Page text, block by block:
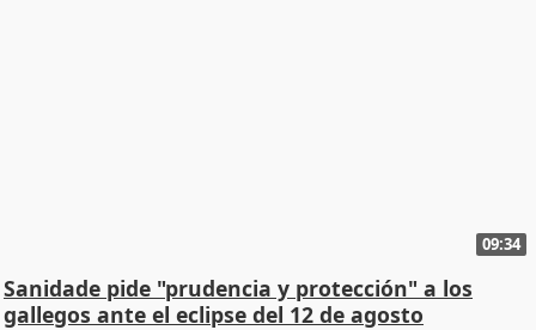
09:34
Sanidade pide "prudencia y protección" a los
gallegos ante el eclipse del 12 de agosto